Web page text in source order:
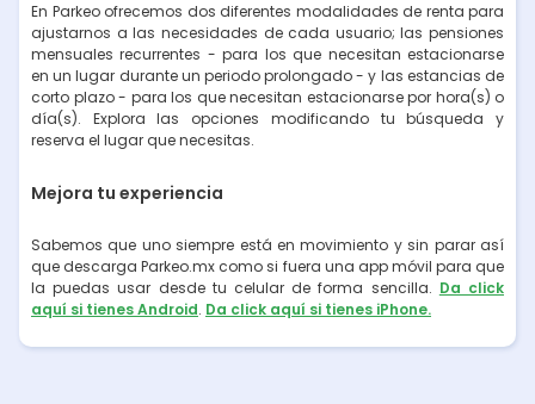
En Parkeo ofrecemos dos diferentes modalidades de renta para
ajustarnos a las necesidades de cada usuario; las pensiones
mensuales recurrentes - para los que necesitan estacionarse
en un lugar durante un periodo prolongado - y las estancias de
corto plazo - para los que necesitan estacionarse por hora(s) o
día(s). Explora las opciones modificando tu búsqueda y
reserva el lugar que necesitas.
Mejora tu experiencia
Sabemos que uno siempre está en movimiento y sin parar así
que descarga Parkeo.mx como si fuera una app móvil para que
la puedas usar desde tu celular de forma sencilla. Da click
aquí si tienes Android. Da click aquí si tienes iPhone.